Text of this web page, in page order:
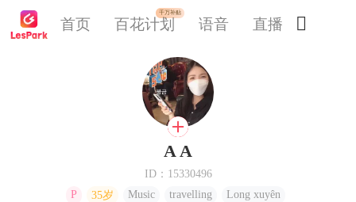
首页
千万补贴
百花计划 语音 直播 
A A
ID：15330496
P
35岁 Music travelling Long xuyên